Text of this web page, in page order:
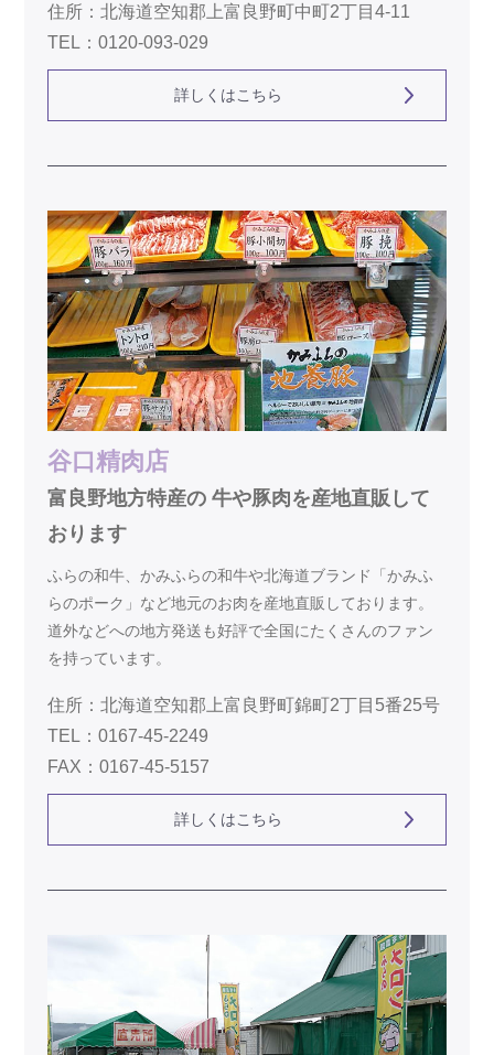
住所：北海道空知郡上富良野町中町2丁目4-11
TEL：0120-093-029
詳しくはこちら
谷口精肉店
富良野地方特産の 牛や豚肉を産地直販して
おります
ふらの和牛、かみふらの和牛や北海道ブランド「かみふ
らのポーク」など地元のお肉を産地直販しております。
道外などへの地方発送も好評で全国にたくさんのファン
を持っています。
住所：北海道空知郡上富良野町錦町2丁目5番25号
TEL：0167-45-2249
FAX：0167-45-5157
詳しくはこちら